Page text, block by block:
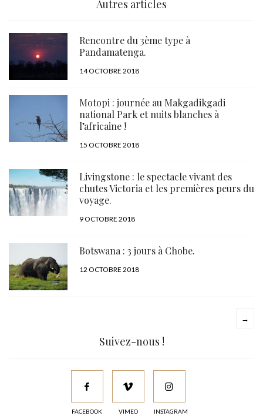
Autres articles
Rencontre du 3ème type à
Pandamatenga.
PUBLIÉ
14 OCTOBRE 2018
Motopi : journée au Makgadikgadi
national Park et nuits blanches à
l’africaine !
PUBLIÉ
15 OCTOBRE 2018
Livingstone : le spectacle vivant des
chutes Victoria et les premières peurs du
voyage.
PUBLIÉ
9 OCTOBRE 2018
Botswana : 3 jours à Chobe.
PUBLIÉ
12 OCTOBRE 2018
→
Suivez-nous !
FACEBOOK VIMEO INSTAGRAM